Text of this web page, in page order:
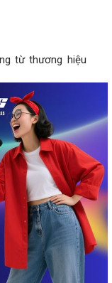
từ thương hiệu